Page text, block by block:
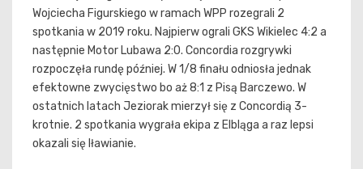
Wojciecha Figurskiego w ramach WPP rozegrali 2
spotkania w 2019 roku. Najpierw ograli GKS Wikielec 4:2 a
następnie Motor Lubawa 2:0. Concordia rozgrywki
rozpoczęła rundę później. W 1/8 finału odniosła jednak
efektowne zwycięstwo bo aż 8:1 z Pisą Barczewo. W
ostatnich latach Jeziorak mierzył się z Concordią 3-
krotnie. 2 spotkania wygrała ekipa z Elbląga a raz lepsi
okazali się Iławianie.